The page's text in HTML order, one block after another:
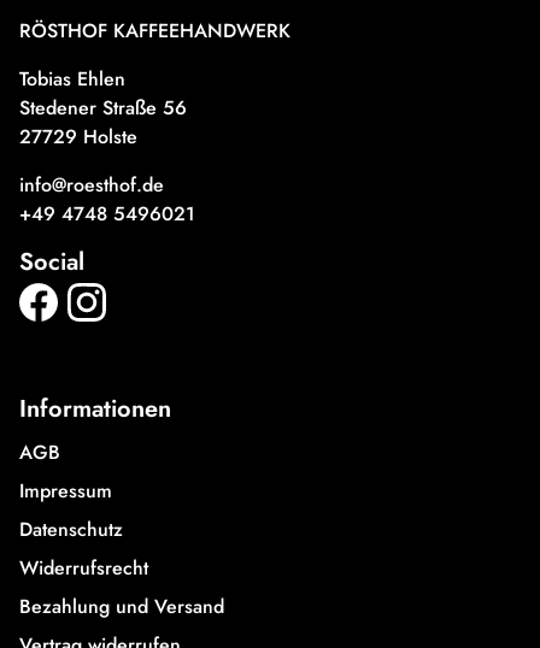
RÖSTHOF KAFFEEHANDWERK
Tobias Ehlen
Stedener Straße 56
27729 Holste
info@roesthof.de
+49 4748 5496021
Social
Informationen
AGB
Impressum
Datenschutz
Widerrufsrecht
Bezahlung und Versand